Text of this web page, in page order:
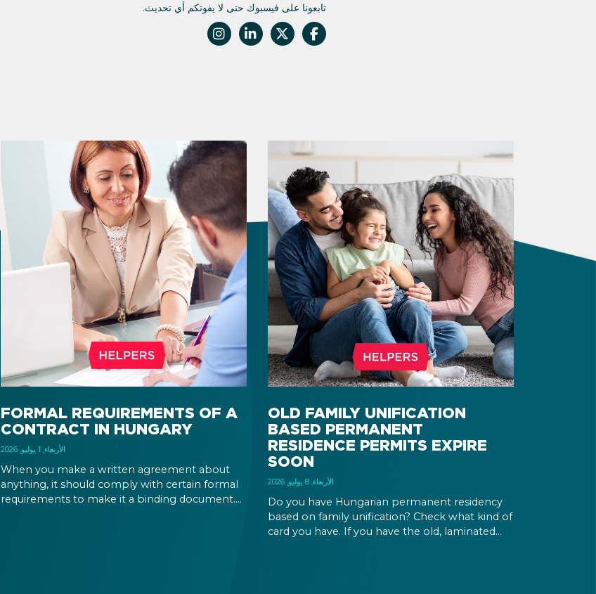
تابعونا على فيسبوك حتى لا يفوتكم أي تحديث.
OLD FAMILY UNIFICATION
BASED PERMANENT
RESIDENCE PERMITS EXPIRE
SOON
الأربعاء, 8 يوليو, 2026
Do you have Hungarian permanent residency
based on family unification? Check what kind of
card you have. If you have the old, laminated
FORMAL REQUIREMENTS OF A
CONTRACT IN HUNGARY
الأربعاء, 1 يوليو, 2026
When you make a written agreement about
anything, it should comply with certain formal
requirements to make it a binding document.